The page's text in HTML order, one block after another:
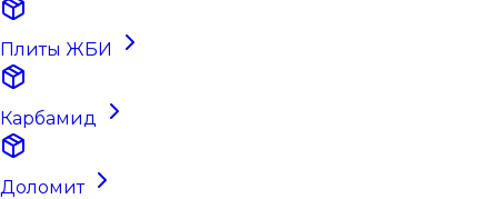
Плиты ЖБИ
Карбамид
Доломит